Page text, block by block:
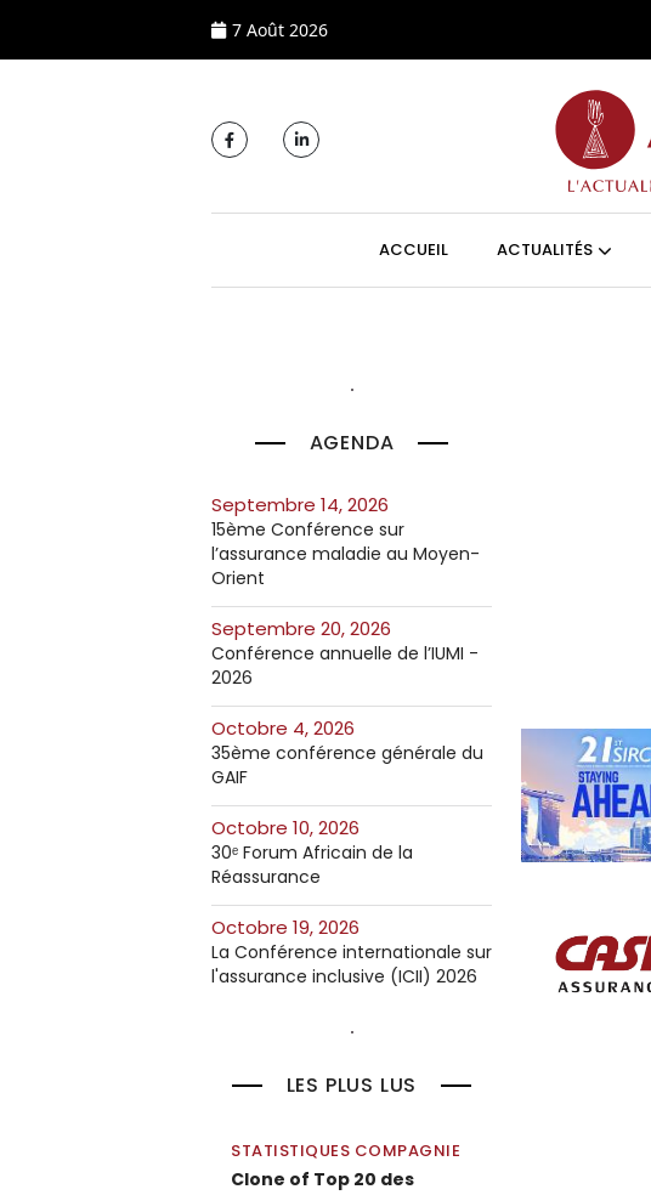
7 Août 2026
ACCUEIL ACTUALITÉS
AGENDA
septembre 14, 2026
15ème Conférence sur
l’assurance maladie au Moyen-
Orient
septembre 20, 2026
Conférence annuelle de l’IUMI -
2026
octobre 4, 2026
35ème conférence générale du
GAIF
octobre 10, 2026
30ᵉ Forum Africain de la
Réassurance
octobre 19, 2026
La Conférence internationale sur
l'assurance inclusive (ICII) 2026
LES PLUS LUS
STATISTIQUES COMPAGNIE
Clone of Top 20 des